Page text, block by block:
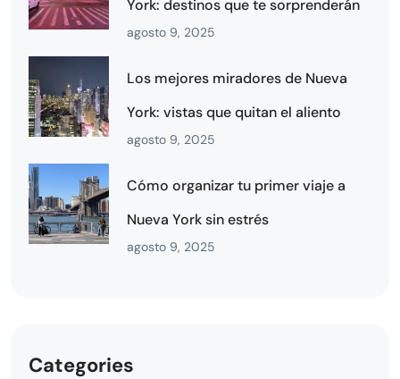
York: destinos que te sorprenderán
agosto 9, 2025
Los mejores miradores de Nueva
York: vistas que quitan el aliento
agosto 9, 2025
Cómo organizar tu primer viaje a
Nueva York sin estrés
agosto 9, 2025
Categories